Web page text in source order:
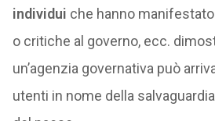
individui che hanno
o critiche al governo, ecc.
un’agenzia governativa può
utenti in nome della